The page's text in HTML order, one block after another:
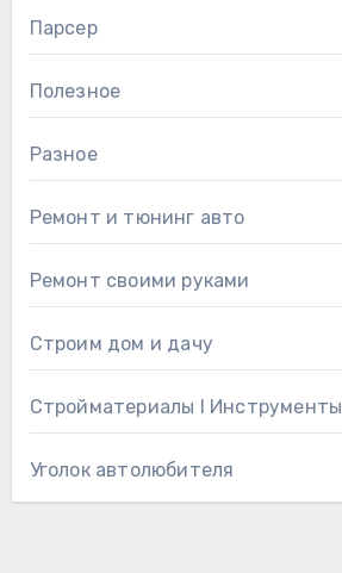
Парсер
Полезное
Разное
Ремонт и тюнинг авто
Ремонт своими руками
Строим дом и дачу
Стройматериалы l Инструменты
Уголок автолюбителя